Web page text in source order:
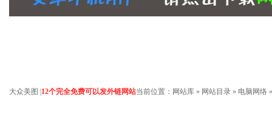
大众美图 12个完全免费可以发外链网站当前位置： 网站库 » 网站目录 » 电脑网络